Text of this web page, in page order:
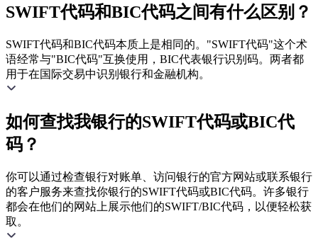
SWIFT代码和BIC代码之间有什么区别？
SWIFT代码和BIC代码本质上是相同的。"SWIFT代码"这个术
语经常与"BIC代码"互换使用，BIC代表银行识别码。两者都
用于在国际交易中识别银行和金融机构。
如何查找我银行的SWIFT代码或BIC代
码？
你可以通过检查银行对账单、访问银行的官方网站或联系银行
的客户服务来查找你银行的SWIFT代码或BIC代码。许多银行
都会在他们的网站上展示他们的SWIFT/BIC代码，以便轻松获
取。